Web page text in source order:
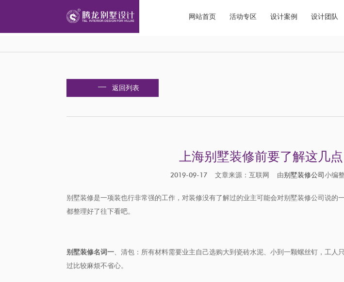
网站首页 活动专区 设计案例 设计团队
返回列表
上海别墅装修前要了解这几点
2019-09-17 文章来源：互联网 由别墅装修公司小编
别墅装修是一项装也行非常强的工作，对装修没有了解过的业主可能会对别墅装修公司说的
都整理好了往下看吧。
别墅装修名词一 、清包：所有材料需要业主自己选购大到瓷砖水泥、小到一颗螺丝钉，工人
过比较麻烦不省心。